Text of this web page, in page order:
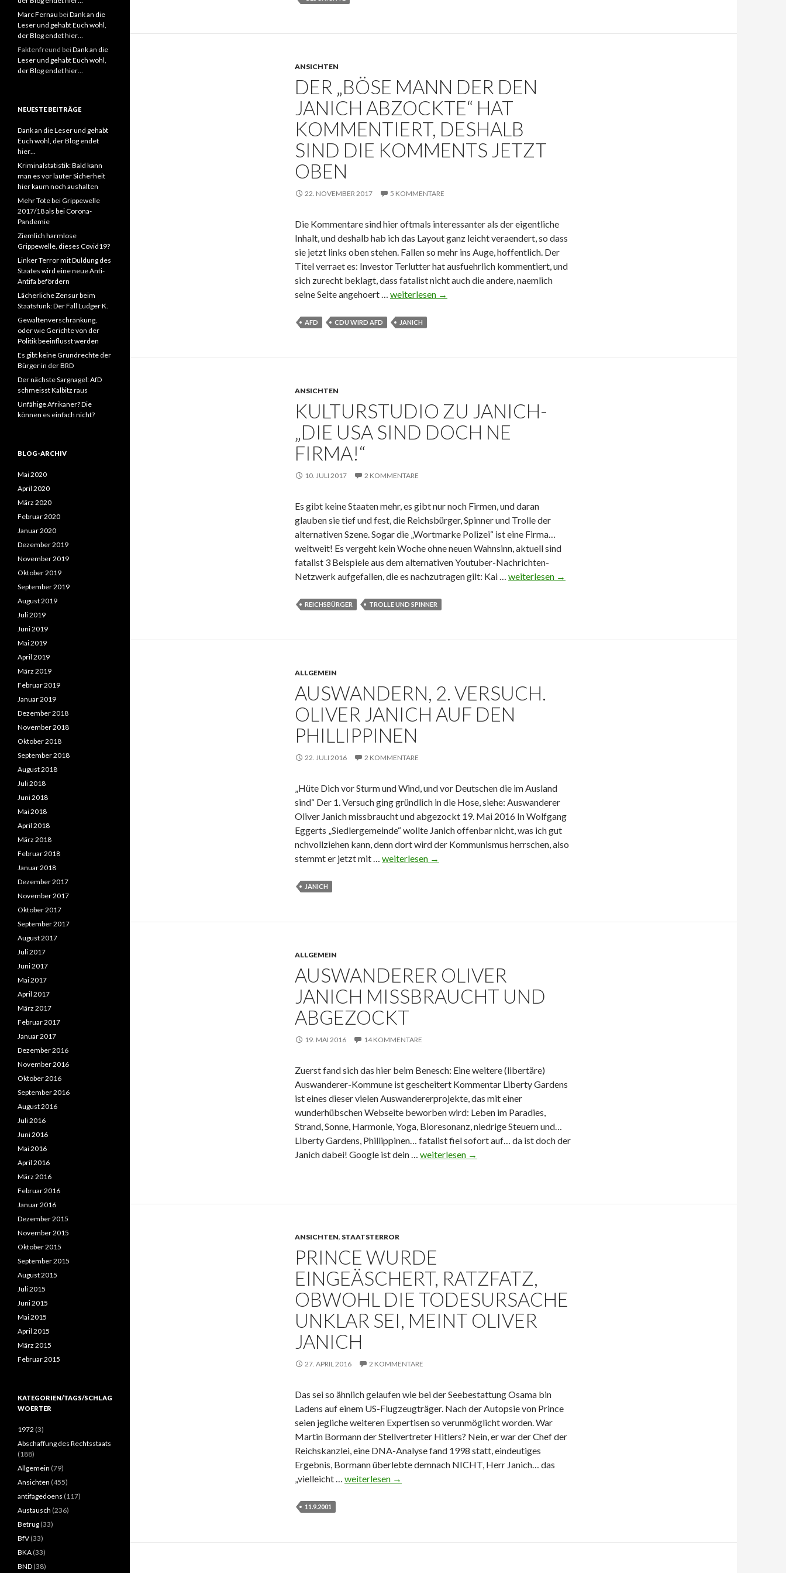
e
P
r
o
z
s
:
„
A
n
B
e
e
e
l
n
c
t
g
e
b
u
n
e
–
n
i
h
u
n
K
n
e
c
h
t
ANSICHTEN
DER „BÖSE MANN DER DEN
JANICH ABZOCKTE“ HAT
KOMMENTIERT, DESHALB
SIND DIE KOMMENTS JETZT
OBEN
22. NOVEMBER 2017 5 KOMMENTARE
Die Kommentare sind hier oftmals interessanter als der eigentliche
Inhalt, und deshalb hab ich das Layout ganz leicht veraendert, so dass
sie jetzt links oben stehen. Fallen so mehr ins Auge, hoffentlich. Der
Titel verraet es: Investor Terlutter hat ausfuehrlich kommentiert, und
sich zurecht beklagt, dass fatalist nicht auch die andere, naemlich
seine Seite angehoert … D
r
M
a
e
d
e
n
J
a
n
c
c
k
t
e
“
h
t
k
o
m
m
e
r
d
e
s
h
a
l
s
i
n
d
d
i
e
m
n
s
j
e
t
z
b
n
weiterlesen →
AFD CDU WIRD AFD JANICH
ANSICHTEN
KULTURSTUDIO ZU JANICH-
„DIE USA SIND DOCH NE
FIRMA!“
10. JULI 2017 2 KOMMENTARE
Es gibt keine Staaten mehr, es gibt nur noch Firmen, und daran
glauben sie tief und fest, die Reichsbürger, Spinner und Trolle der
alternativen Szene. Sogar die „Wortmarke Polizei“ ist eine Firma…
weltweit! Es vergeht kein Woche ohne neuen Wahnsinn, aktuell sind
fatalist 3 Beispiele aus dem alternativen Youtuber-Nachrichten-
Netzwerk aufgefallen, die es nachzutragen gilt: Kai … K
u
d
i
a
n
i
c
h
h
n
e
F
i
weiterlesen →
REICHSBÜRGER TROLLE UND SPINNER
ALLGEMEIN
AUSWANDERN, 2. VERSUCH.
OLIVER JANICH AUF DEN
PHILLIPPINEN
22. JULI 2016 2 KOMMENTARE
„Hüte Dich vor Sturm und Wind, und vor Deutschen die im Ausland
sind“ Der 1. Versuch ging gründlich in die Hose, siehe: Auswanderer
Oliver Janich missbraucht und abgezockt 19. Mai 2016 In Wolfgang
Eggerts „Siedlergemeinde“ wollte Janich offenbar nicht, was ich gut
nchvollziehen kann, denn dort wird der Kommunismus herrschen, also
stemmt er jetzt mit … A
r
n
2
.
V
r
s
u
c
h
.
O
J
a
c
h
a
d
n
P
h
i
l
l
i
e
weiterlesen →
JANICH
ALLGEMEIN
AUSWANDERER OLIVER
JANICH MISSBRAUCHT UND
ABGEZOCKT
19. MAI 2016 14 KOMMENTARE
Zuerst fand sich das hier beim Benesch: Eine weitere (libertäre)
Auswanderer-Kommune ist gescheitert Kommentar Liberty Gardens
ist eines dieser vielen Auswandererprojekte, das mit einer
wunderhübschen Webseite beworben wird: Leben im Paradies,
Strand, Sonne, Harmonie, Yoga, Bioresonanz, niedrige Steuern und…
Liberty Gardens, Phillippinen… fatalist fiel sofort auf… da ist doch der
Janich dabei! Google ist dein … A
e
r
e
r
O
l
e
J
a
n
i
c
h
weiterlesen →
ANSICHTEN, STAATSTERROR
PRINCE WURDE
EINGEÄSCHERT, RATZFATZ,
OBWOHL DIE TODESURSACHE
UNKLAR SEI, MEINT OLIVER
JANICH
27. APRIL 2016 2 KOMMENTARE
Das sei so ähnlich gelaufen wie bei der Seebestattung Osama bin
Ladens auf einem US-Flugzeugträger. Nach der Autopsie von Prince
seien jegliche weiteren Expertisen so verunmöglicht worden. War
Martin Bormann der Stellvertreter Hitlers? Nein, er war der Chef der
Reichskanzlei, eine DNA-Analyse fand 1998 statt, eindeutiges
Ergebnis, Bormann überlebte demnach NICHT, Herr Janich… das
„vielleicht … P
weiterlesen →
11.9.2001
Marc Fernau beiDank an die
Leser und gehabt Euch wohl,
der Blog endet hier…
Faktenfreund beiDank an die
Leser und gehabt Euch wohl,
der Blog endet hier…
NEUESTE BEITRÄGE
Dank an die Leser und gehabt
Euch wohl, der Blog endet
hier…
Kriminalstatistik: Bald kann
man es vor lauter Sicherheit
hier kaum noch aushalten
Mehr Tote bei Grippewelle
2017/18 als bei Corona-
Pandemie
Ziemlich harmlose
Grippewelle, dieses Covid19?
Linker Terror mit Duldung des
Staates wird eine neue Anti-
Antifa befördern
Lächerliche Zensur beim
Staatsfunk: Der Fall Ludger K.
Gewaltenverschränkung,
oder wie Gerichte von der
Politik beeinflusst werden
Es gibt keine Grundrechte der
Bürger in der BRD
Der nächste Sargnagel: AfD
schmeisst Kalbitz raus
Unfähige Afrikaner? Die
können es einfach nicht?
BLOG-ARCHIV
Mai 2020
April 2020
März 2020
Februar 2020
Januar 2020
Dezember 2019
November 2019
Oktober 2019
September 2019
August 2019
Juli 2019
Juni 2019
Mai 2019
April 2019
März 2019
Februar 2019
Januar 2019
Dezember 2018
November 2018
Oktober 2018
September 2018
August 2018
Juli 2018
Juni 2018
Mai 2018
April 2018
März 2018
Februar 2018
Januar 2018
Dezember 2017
November 2017
Oktober 2017
September 2017
August 2017
Juli 2017
Juni 2017
Mai 2017
April 2017
März 2017
Februar 2017
Januar 2017
Dezember 2016
November 2016
Oktober 2016
September 2016
August 2016
Juli 2016
Juni 2016
Mai 2016
April 2016
März 2016
Februar 2016
Januar 2016
Dezember 2015
November 2015
Oktober 2015
September 2015
August 2015
Juli 2015
Juni 2015
Mai 2015
April 2015
März 2015
Februar 2015
KATEGORIEN/TAGS/SCHLAG
WOERTER
1972 (3)
Abschaffung des Rechtsstaats
(188)
Allgemein (79)
Ansichten (455)
antifagedoens (117)
Austausch (236)
Betrug (33)
BfV (33)
BKA (33)
BND (38)